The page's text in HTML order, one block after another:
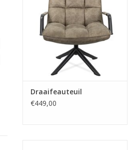
TOEVOEGEN AAN WINKELWAGEN
Draaifeauteuil
€449,00